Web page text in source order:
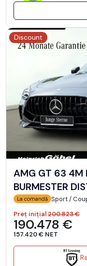
Discount
AMG GT 63 4M PREMIUM PANO HUD
BURMESTER
La comandă Sport /
Preț inițial200.823 €
190.478 €
157.420 € NET